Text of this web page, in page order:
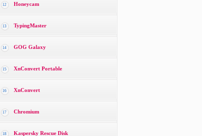
12 Honeycam
13 TypingMaster
14 GOG Galaxy
15 XnConvert Portable
16 XnConvert
17 Chromium
18 Kaspersky Rescue Disk